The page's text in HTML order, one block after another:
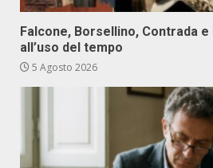
Falcone, Borsellino, Contrada
all’uso del tempo
5 Agosto 2026